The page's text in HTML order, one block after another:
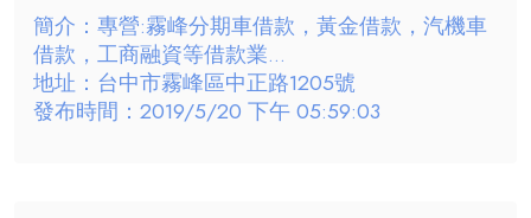
簡介：專營:霧峰分期車借款，黃金借款，汽機車
借款，工商融資等借款業...
地址：台中市霧峰區中正路1205號
發布時間：2019/5/20 下午 05:59:03